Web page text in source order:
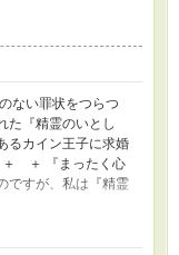
ない罪状をつらつ
た『精霊のいとし
るカイン王子に求婚
＋ 『まったく心
ですが、私は『精霊
886540222）、